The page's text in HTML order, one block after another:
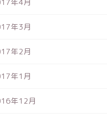
年4月
年3月
年2月
年1月
年12月